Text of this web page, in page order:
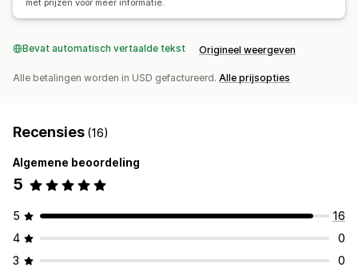
met prijzen voor meer informatie.
Bevat automatisch vertaalde tekst Origineel weergeven
Alle betalingen worden in USD gefactureerd. Alle prijsopties
Recensies (16)
Algemene beoordeling
5
5
16
4
0
3
0